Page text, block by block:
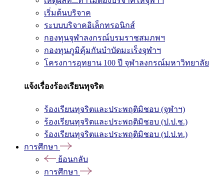
เริ่มต้นบริจาค
ระบบบริจาคอิเล็กทรอนิกส์
กองทุนจุฬาลงกรณ์บรมราชสมภพฯ
กองทุนภูมิคุ้มกันบำบัดมะเร็งจุฬาฯ
โครงการอุทยาน 100 ปี จุฬาลงกรณ์มหาวิทยาลัย
แจ้งเรื่องร้องเรียนทุจริต
ร้องเรียนทุจริตและประพฤติมิชอบ (จุฬาฯ)
ร้องเรียนทุจริตและประพฤติมิชอบ (ป.ป.ช.)
ร้องเรียนทุจริตและประพฤติมิชอบ (ป.ป.ท.)
การศึกษา
ย้อนกลับ
การศึกษา